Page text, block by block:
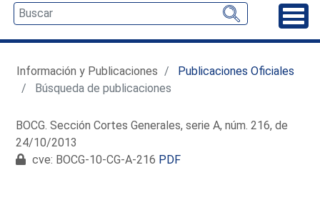
Información y Publicaciones
Publicaciones Oficiales
Búsqueda de publicaciones
BOCG. Sección Cortes Generales, serie A, núm. 216, de
24/10/2013
cve: BOCG-10-CG-A-216 PDF